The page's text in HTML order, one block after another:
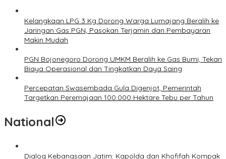
Kelangkaan LPG 3 Kg Dorong Warga Lumajang Beralih ke
Jaringan Gas PGN, Pasokan Terjamin dan Pembayaran
Makin Mudah
PGN Bojonegoro Dorong UMKM Beralih ke Gas Bumi, Tekan
Biaya Operasional dan Tingkatkan Daya Saing
Percepatan Swasembada Gula Digenjot, Pemerintah
Targetkan Peremajaan 100.000 Hektare Tebu per Tahun
National
Dialog Kebangsaan Jatim: Kapolda dan Khofifah Kompak